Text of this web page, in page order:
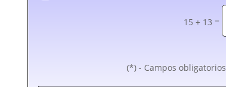
15 + 13 =
(*) - Campos obligatorios